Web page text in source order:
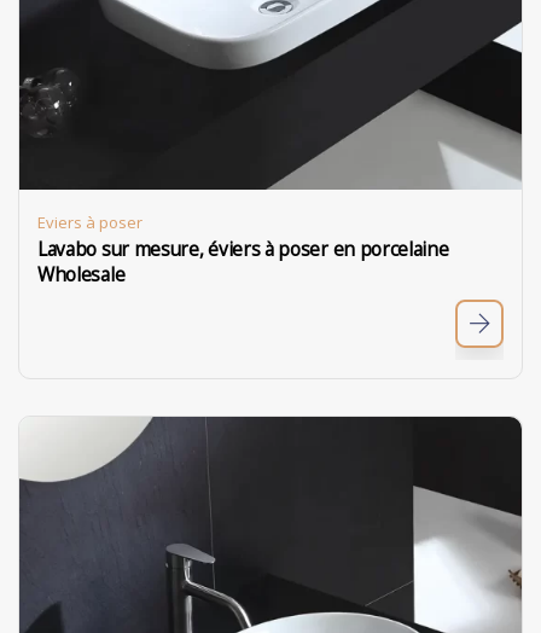
Eviers à poser
Lavabo sur mesure, éviers à poser en porcelaine
Wholesale